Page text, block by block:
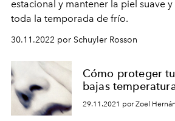
estacional y mantener la piel suave
toda la temporada de frío.
30.11.2022 por Schuyler Rosson
Cómo proteger
bajas
29.11.2021 por Zoel